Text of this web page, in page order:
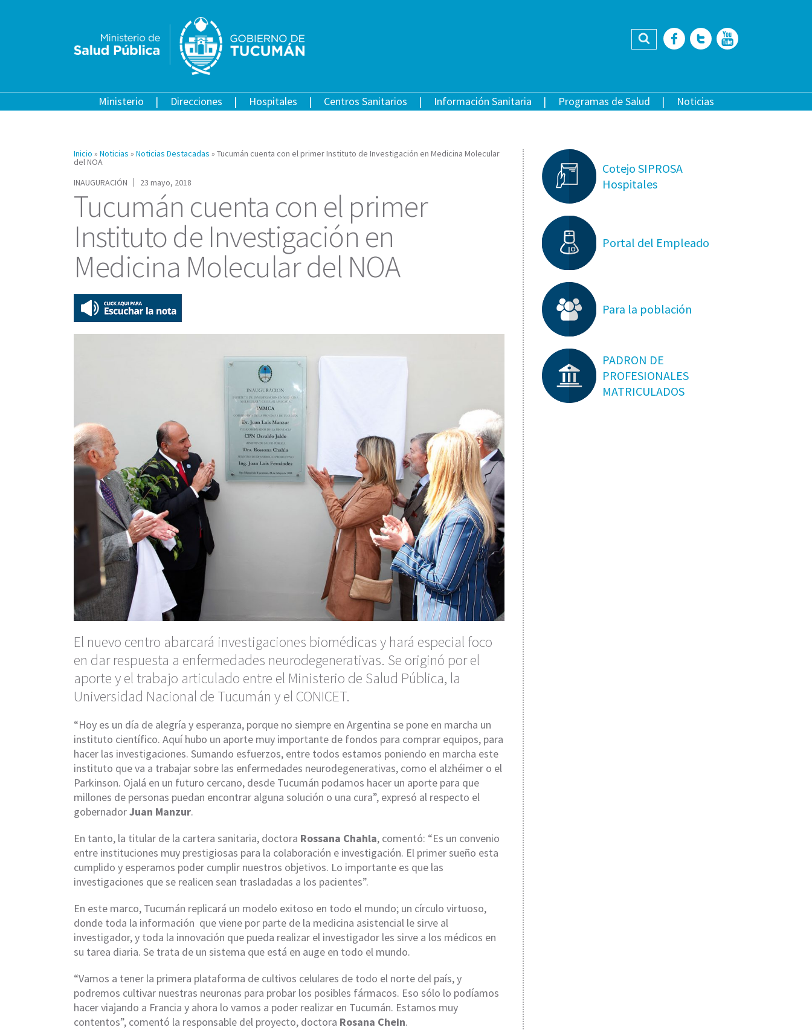
Buscar Facebook
Twitter
Ministerio Direcciones Hospitales Centros Sanitarios Información Sanitaria Programas de Salud Noticias
Inicio » Noticias » Noticias Destacadas » Tucumán cuenta con el primer Instituto de Investigación en Medicina Molecular
del NOA
INAUGURACIÓN
23 mayo, 2018
Tucumán cuenta con el primer
Instituto de Investigación en
Medicina Molecular del NOA
El nuevo centro abarcará investigaciones biomédicas y hará especial foco
en dar respuesta a enfermedades neurodegenerativas. Se originó por el
aporte y el trabajo articulado entre el Ministerio de Salud Pública, la
Universidad Nacional de Tucumán y el CONICET.
“Hoy es un día de alegría y esperanza, porque no siempre en Argentina se pone en marcha un
instituto científico. Aquí hubo un aporte muy importante de fondos para comprar equipos, para
hacer las investigaciones. Sumando esfuerzos, entre todos estamos poniendo en marcha este
instituto que va a trabajar sobre las enfermedades neurodegenerativas, como el alzhéimer o el
Parkinson. Ojalá en un futuro cercano, desde Tucumán podamos hacer un aporte para que
millones de personas puedan encontrar alguna solución o una cura”, expresó al respecto el
gobernadorJuan Manzur.
En tanto, la titular de la cartera sanitaria, doctora Rossana Chahla, comentó: “Es un convenio
entre instituciones muy prestigiosas para la colaboración e investigación. El primer sueño esta
cumplido y esperamos poder cumplir nuestros objetivos. Lo importante es que las
investigaciones que se realicen sean trasladadas a los pacientes”.
En este marco, Tucumán replicará un modelo exitoso en todo el mundo; un círculo virtuoso,
donde toda la información que viene por parte de la medicina asistencial le sirve al
investigador, y toda la innovación que pueda realizar el investigador les sirve a los médicos en
su tarea diaria. Se trata de un sistema que está en auge en todo el mundo.
“Vamos a tener la primera plataforma de cultivos celulares de todo el norte del país, y
podremos cultivar nuestras neuronas para probar los posibles fármacos. Eso sólo lo podíamos
hacer viajando a Francia y ahora lo vamos a poder realizar en Tucumán. Estamos muy
contentos”, comentó la responsable del proyecto, doctora Rosana Chein.
Cotejo SIPROSA
Hospitales
Portal del Empleado
Para la población
PADRON DE
PROFESIONALES
MATRICULADOS